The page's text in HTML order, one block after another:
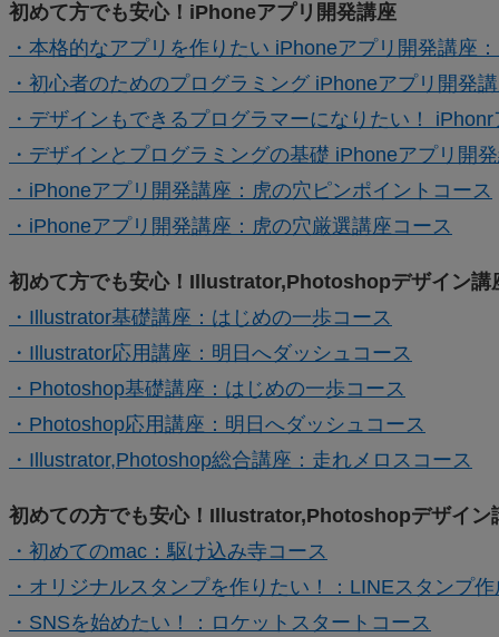
初めて方でも安心！iPhoneアプリ開発講座
・本格的なアプリを作りたい iPhoneアプリ開発講座
・初心者のためのプログラミング iPhoneアプリ開発
・デザインもできるプログラマーになりたい！
・デザインとプログラミングの基礎 iPhoneアプリ開
・iPhoneアプリ開発講座：虎の穴ピンポイントコース
・iPhoneアプリ開発講座：虎の穴厳選講座コース
初めて方でも安心！Illustrator,Photoshopデザイン講
・Illustrator基礎講座：はじめの一歩コース
・Illustrator応用講座：明日へダッシュコース
・Photoshop基礎講座：はじめの一歩コース
・Photoshop応用講座：明日へダッシュコース
・Illustrator,Photoshop総合講座：走れメロスコース
初めての方でも安心！Illustrator,Photoshopデザイン
・初めてのmac：駆け込み寺コース
・オリジナルスタンプを作りたい！：LINEスタンプ
・SNSを始めたい！：ロケットスタートコース